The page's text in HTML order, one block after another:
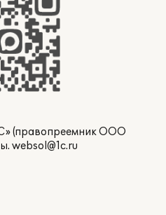
(правопреемник ООО
websol@1c.ru